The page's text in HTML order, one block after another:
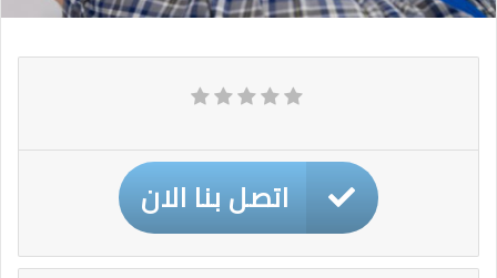
اتصل بنا الان